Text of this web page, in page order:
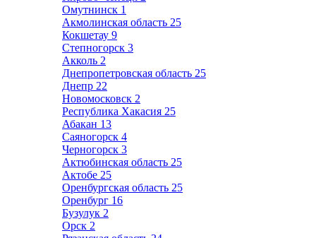
Омутнинск 1
Акмолинская область 25
Кокшетау 9
Степногорск 3
Акколь 2
Днепропетровская область 25
Днепр 22
Новомосковск 2
Республика Хакасия 25
Абакан 13
Саяногорск 4
Черногорск 3
Актюбинская область 25
Актобе 25
Оренбургская область 25
Оренбург 16
Бузулук 2
Орск 2